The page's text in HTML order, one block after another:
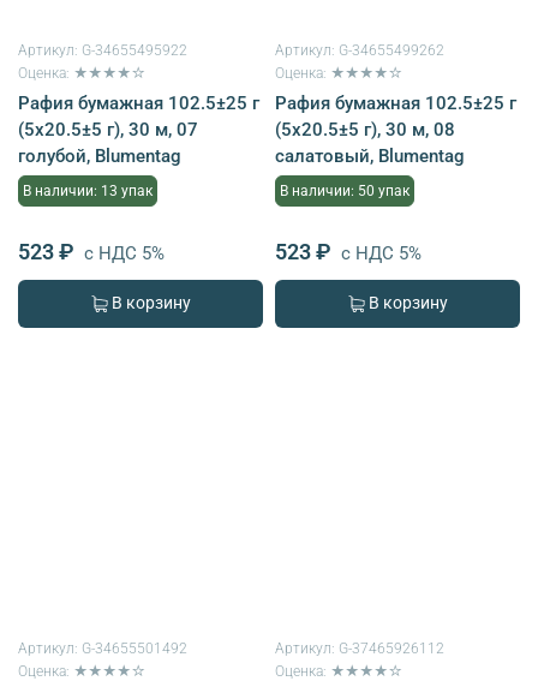
Артикул: G-34655495922
Оценка: ★★★★☆
Рафия бумажная 102.5±25 г
(5х20.5±5 г), 30 м, 07
голубой, Blumentag
В наличии: 13 упак
523 ₽ с НДС 5%
В корзину
Артикул: G-34655499262
Оценка: ★★★★☆
Рафия бумажная 102.5±25 г
(5х20.5±5 г), 30 м, 08
салатовый, Blumentag
В наличии: 50 упак
523 ₽ с НДС 5%
В корзину
Артикул: G-34655501492
Оценка: ★★★★☆
Артикул: G-37465926112
Оценка: ★★★★☆